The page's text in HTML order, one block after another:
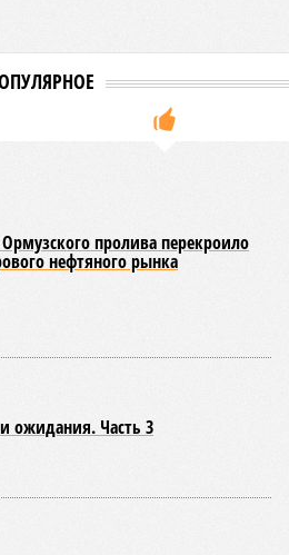
если маленький Пашинян
РЖД в маленькой Армении,
внешней политике России
принципе?
08.08.2026 17:00
Владимир Александрович
министр внутренних дел России с
должности начальника
МВД России по г. Москва и